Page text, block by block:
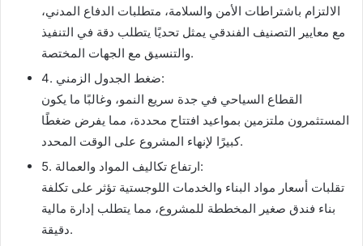
الالتزام باشتراطات الأمن والسلامة، متطلبات الدفاع المدني،
مع معايير التصنيف الفندقي يمثل تحديًا يتطلب دقة في التنفيذ
والتنسيق مع الجهات المختصة.
4. ضغط الجدول الزمني:
القطاع السياحي في جدة سريع النمو، وغالبًا ما يكون
المستثمرون ملتزمين بمواعيد افتتاح محددة، مما يفرض ضغطًا
كبيرًا لإنهاء المشروع على الوقت المحدد.
5. ارتفاع تكاليف المواد والعمالة:
تقلبات أسعار مواد البناء والخدمات اللوجستية تؤثر على تكلفة
بناء فندق صغير المخططة للمشروع، مما يتطلب إدارة مالية
دقيقة.